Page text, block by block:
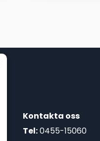
Kontakta oss
Tel:0455-15060